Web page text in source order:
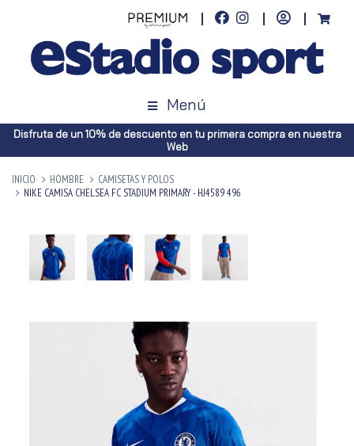
Menú
Disfruta de un 10% de descuento en tu primera compra en nuestra
Web
INICIO HOMBRE
CAMISETAS Y POLOS
NIKE CAMISA CHELSEA FC STADIUM PRIMARY - HJ4589 496